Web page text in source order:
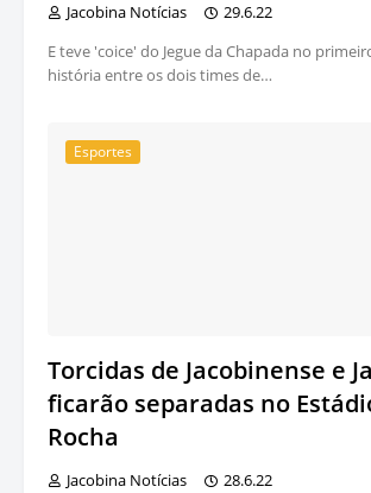
Jacobina Notícias
29.6.22
E teve 'coice' do Jegue da Chapada no
história entre os dois times de…
Esportes
Torcidas de Jacobinense e
ficarão separadas no
Rocha
Jacobina Notícias
28.6.22